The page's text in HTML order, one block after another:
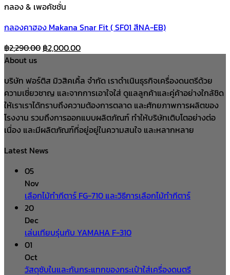
กลอง & เพอคัชชั่น
กลองคาฮอง Makana Snar Fit ( SF01 สีNA-EB)
฿2,290.00 Original
฿2,290.00.
฿2,000.00Current
฿2,000.00.
About us
บริษัท ฟอร์ติส มิวสิคเคิ้ล จำกัด เราดำเนินธุรกิจเครื่องดนตรีด้วย
ความเชี่ยวชาญ และจากการเอาใจใส่ ดูแลลูกค้าและคู่ค้าอย่างใกล้ชิด
ให้เราเราได้ทราบถึงความต้องการตลาด และศักยภาพการผลิตของ
โรงงาน รวมถึงการออกแบบผลิตภัณฑ์ ทำให้บริษัทเติบโตอย่างต่อ
เนื่อง และมีผลิตภัณฑ์ที่อยู่อยู่ในความสนใจ และหลากหลาย
Latest News
05
Nov
เลือกไม้ทำกีตาร์ FG-710 และวิธีการเลือกไม้ทำกีตาร์
20
Dec
เล่นเทียบรุ่นกับ YAMAHA F-310
01
Oct
วัสดุซับในและกันกระแทกของกระเป๋าใส่เครื่องดนตรี